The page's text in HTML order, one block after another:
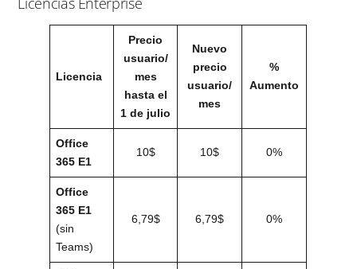
Licencia
Precio
usuario/
mes
hasta el
1 de julio
Nuevo
precio
usuario/
mes
%
Aumento
Office
365 E1
10$ 10$ 0%
Office
365 E1
(sin
Teams)
6,79$ 6,79$ 0%